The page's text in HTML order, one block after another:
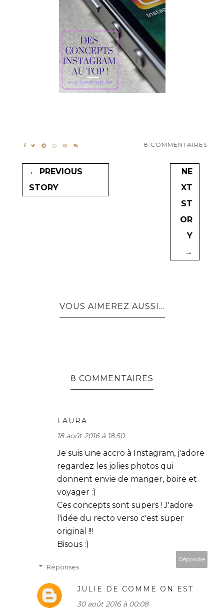
8 COMMENTAIRES
← PREVIOUS
STORY
NE
XT
ST
OR
Y
→
VOUS AIMEREZ AUSSI...
8 COMMENTAIRES
LAURA
18 août 2016 à 18:50
Je suis une accro à Instagram, j'adore
regardez les jolies photos qui
donnent envie de manger, boire et
voyager :)
Ces concepts sont supers ! J'adore
l'idée du recto verso c'est super
original !!!
Bisous :)
Répondre
Réponses
JULIE DE COMME ON EST
30 août 2016 à 00:08